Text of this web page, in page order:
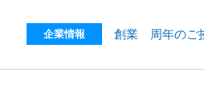
企業情報 創業 周年のご